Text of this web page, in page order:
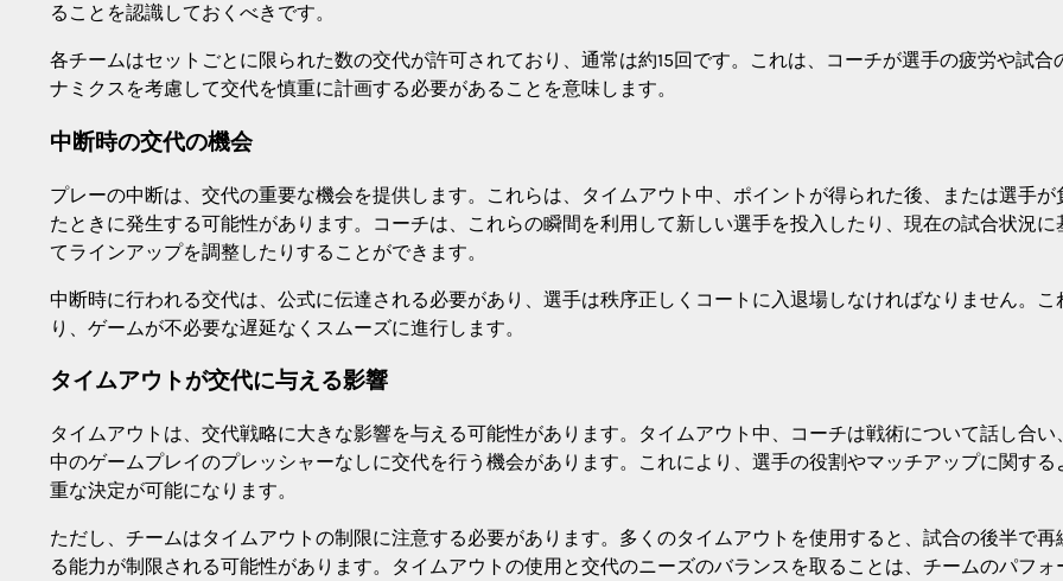
ることを認識しておくべきです。
各チームはセットごとに限られた数の交代が許可されており、通常は約15回です。これは、コーチが選手の疲労や試合
ナミクスを考慮して交代を慎重に計画する必要があることを意味します。
中断時の交代の機会
プレーの中断は、交代の重要な機会を提供します。これらは、タイムアウト中、ポイントが得られた後、または選手が
たときに発生する可能性があります。コーチは、これらの瞬間を利用して新しい選手を投入したり、現在の試合状況に
てラインアップを調整したりすることができます。
中断時に行われる交代は、公式に伝達される必要があり、選手は秩序正しくコートに入退場しなければなりません。こ
り、ゲームが不必要な遅延なくスムーズに進行します。
タイムアウトが交代に与える影響
タイムアウトは、交代戦略に大きな影響を与える可能性があります。タイムアウト中、コーチは戦術について話し合い
中のゲームプレイのプレッシャーなしに交代を行う機会があります。これにより、選手の役割やマッチアップに関する
重な決定が可能になります。
ただし、チームはタイムアウトの制限に注意する必要があります。多くのタイムアウトを使用すると、試合の後半で再
る能力が制限される可能性があります。タイムアウトの使用と交代のニーズのバランスを取ることは、チームのパフォ